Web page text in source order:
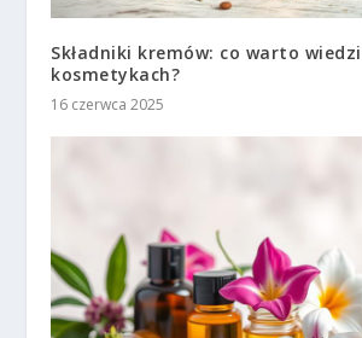
Składniki kremów: co warto
kosmetykach?
16 czerwca 2025